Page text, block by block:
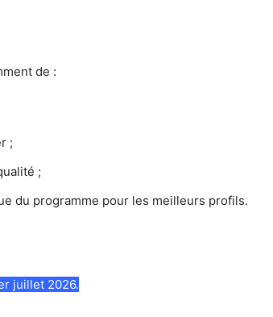
de :
;
;
du programme pour les meilleurs profils.
juillet 2026.